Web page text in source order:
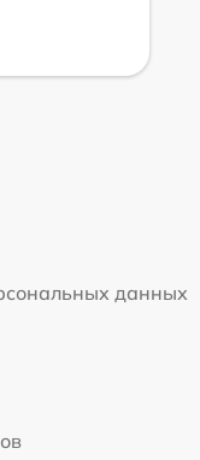
данных